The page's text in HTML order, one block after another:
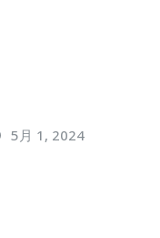
5月 1, 2024